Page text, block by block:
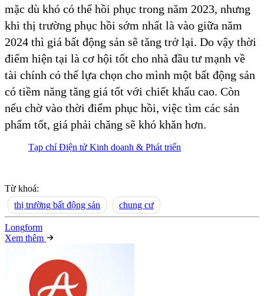
mặc dù khó có thể hồi phục trong năm 2023, nhưng
khi thị trường phục hồi sớm nhất là vào giữa năm
2024 thì giá bất động sản sẽ tăng trở lại. Do vậy thời
điểm hiện tại là cơ hội tốt cho nhà đầu tư mạnh về
tài chính có thể lựa chọn cho mình một bất động sản
có tiềm năng tăng giá tốt với chiết khấu cao. Còn
nếu chờ vào thời điểm phục hồi, việc tìm các sản
phẩm tốt, giá phải chăng sẽ khó khăn hơn.
Tạp chí Điện tử Kinh doanh & Phát triển
Từ khoá:
thị trường bất động sản
chung cư
Longform
Xem thêm